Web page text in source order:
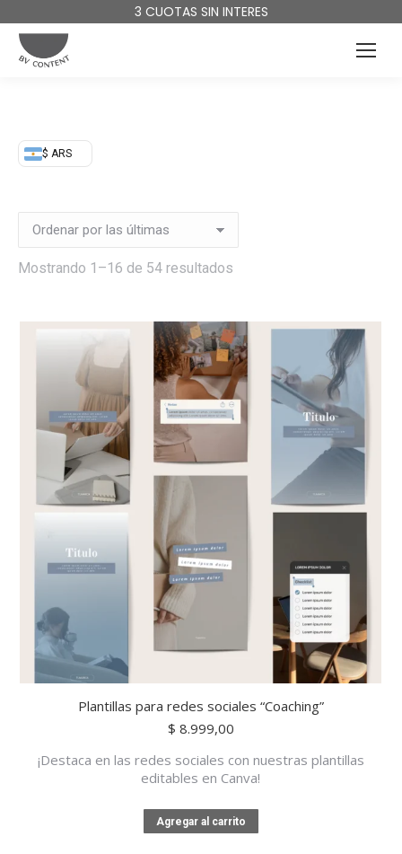
3 CUOTAS SIN INTERES
$ ARS
Mostrando 1–16 de 54 resultados
recientes
Plantillas para redes sociales “Coaching”
$ 8.999,00
¡Destaca en las redes sociales con nuestras plantillas
editables en Canva!
Agregar al carrito